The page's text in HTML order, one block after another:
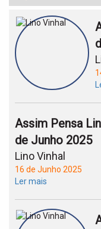
Assim Pensa
de Junho 2025
Lino Vinhal
16 de Junho 2025
Ler mais